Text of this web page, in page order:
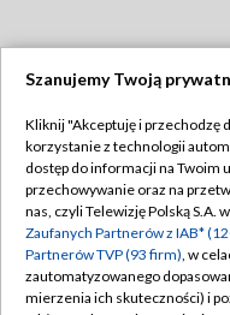
Abonament TVP
Emisja w TVP
Centrum informacji
Naziemna Telewizja
Szanujemy Twoją
Kliknij "Akceptuję i przechodzę
korzystanie z technologii
dostęp do informacji na Twoim
przechowywanie oraz na
nas, czyli Telewizję Polską S.A.
Zaufanych Partnerów z IAB*
Partnerów TVP (93 firm), w
zautomatyzowanego
mierzenia ich skuteczności) i